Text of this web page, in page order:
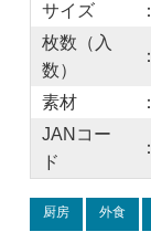
サイズ
：
枚数（入
数）
：
素材 ：
JANコー
ド
：
厨房 外食